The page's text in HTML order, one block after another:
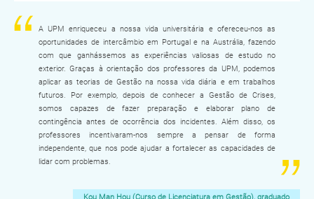
A UPM enriqueceu a nossa vida universitária e ofereceu-nos as
oportunidades de intercâmbio em Portugal e na Austrália, fazendo
com que ganhássemos as experiências valiosas de estudo no
exterior. Graças à orientação dos professores da UPM, podemos
aplicar as teorias de Gestão na nossa vida diária e em trabalhos
futuros. Por exemplo, depois de conhecer a Gestão de Crises,
somos capazes de fazer preparação e elaborar plano de
contingência antes de ocorrência dos incidentes. Além disso, os
professores incentivaram-nos sempre a pensar de forma
independente, que nos pode ajudar a fortalecer as capacidades de
lidar com problemas.